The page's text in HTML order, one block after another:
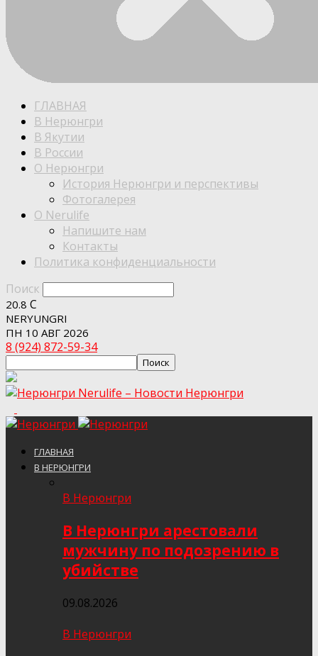
ГЛАВНАЯ
В Нерюнгри
В Якутии
В России
О Нерюнгри
История Нерюнгри и перспективы
Фотогалерея
О Nerulife
Напишите нам
Контакты
Политика конфиденциальности
Поиск
20.8 C
NERYUNGRI
ПН 10 АВГ 2026
8 (924) 872-59-34
Nerulife – Новости Нерюнгри
ГЛАВНАЯ
В НЕРЮНГРИ
В Нерюнгри
В Нерюнгри арестовали
мужчину по подозрению в
убийстве
09.08.2026
В Нерюнгри